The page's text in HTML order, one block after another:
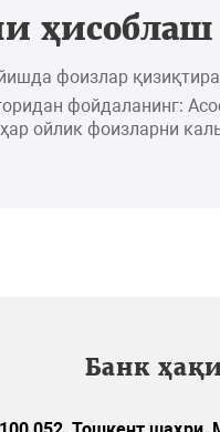
ҳисоблаш
фоизлар
фойдаланинг:
ойлик фоизларни
Банк